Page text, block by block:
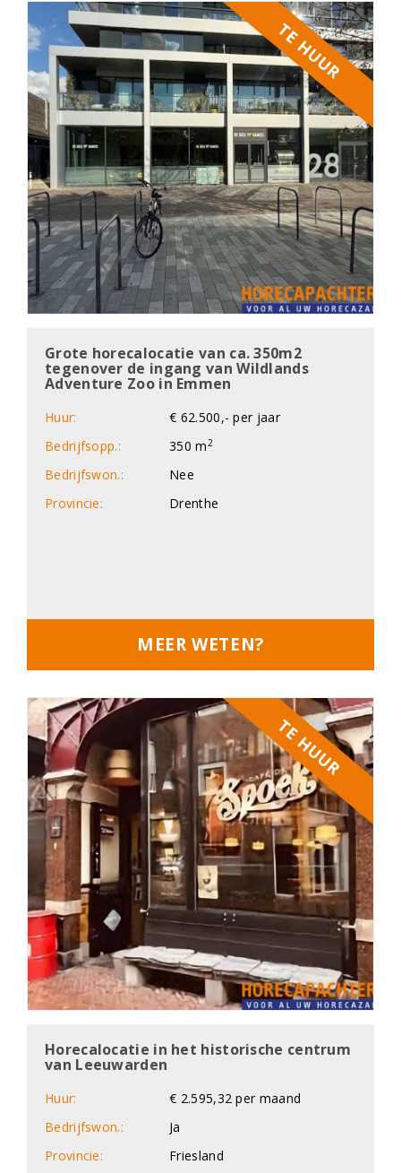
TE HUUR
Grote horecalocatie van ca. 350m2
tegenover de ingang van Wildlands
Adventure Zoo in Emmen
Huur:
€ 62.500,- per jaar
Bedrijfsopp.:
350 m 2
Bedrijfswon.:
Nee
Provincie:
Drenthe
MEER WETEN?
TE HUUR
Horecalocatie in het historische centrum
van Leeuwarden
Huur:
€ 2.595,32 per maand
Bedrijfswon.:
Ja
Provincie:
Friesland